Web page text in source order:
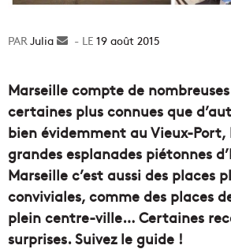
Julia
Envoyer19 août 2015
Marseille compte de
certaines plus connues que
bien évidemment au Vieux-Port,
grandes esplanades piétonnes
Marseille c’est aussi des places
conviviales, comme des places
plein centre-ville… Certaines
surprises. Suivez le guide !